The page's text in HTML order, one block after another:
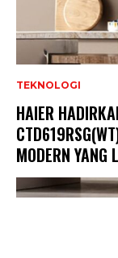
TEKNOLOGI
HAIER
MODERN YANG